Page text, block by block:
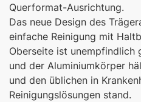
Querformat-Ausrichtung.
Das neue Design des
einfache Reinigung mit
Oberseite ist unempfindlich
und der Aluminiumkörper
und den üblichen in
Reinigungslösungen stand.